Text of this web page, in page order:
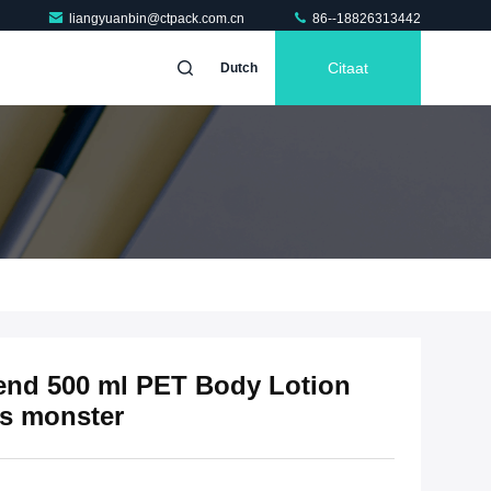
liangyuanbin@ctpack.com.cn 86--18826313442
Dutch Citaat
500 ml PET Body Lotion
monster